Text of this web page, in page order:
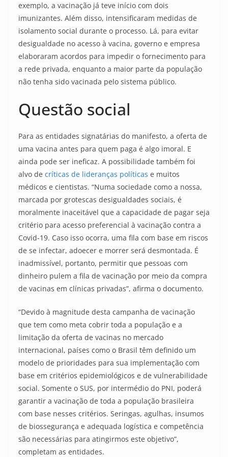
exemplo, a vacinação já teve início com dois
imunizantes. Além disso, intensificaram medidas de
isolamento social durante o processo. Lá, para evitar
desigualdade no acesso à vacina, governo e empresa
elaboraram acordos para impedir o fornecimento para
a rede privada, enquanto a maior parte da população
não tenha sido vacinada pelo sistema público.
Questão social
Para as entidades signatárias do manifesto, a oferta de
uma vacina antes para quem paga é algo imoral. E
ainda pode ser ineficaz. A possibilidade também foi
alvo de críticas de lideranças políticas e muitos
médicos e cientistas. “Numa sociedade como a nossa,
marcada por grotescas desigualdades sociais, é
moralmente inaceitável que a capacidade de pagar seja
critério para acesso preferencial à vacinação contra a
Covid-19. Caso isso ocorra, uma fila com base em riscos
de se infectar, adoecer e morrer será desmontada. É
inadmissível, portanto, permitir que pessoas com
dinheiro pulem a fila de vacinação por meio da compra
de vacinas em clínicas privadas”, afirma o documento.
“Devido à magnitude desta campanha de vacinação
que tem como meta cobrir toda a população e a
limitação da oferta de vacinas no mercado
internacional, países como o Brasil têm definido um
modelo de prioridades para sua implementação com
base em critérios epidemiológicos e de vulnerabilidade
social. Somente o SUS, por intermédio do PNI, poderá
garantir a vacinação de toda a população brasileira
com base nesses critérios. Seringas, agulhas, insumos
de biossegurança e adequada logística e competência
são necessárias para atingirmos este objetivo”,
completam as entidades.